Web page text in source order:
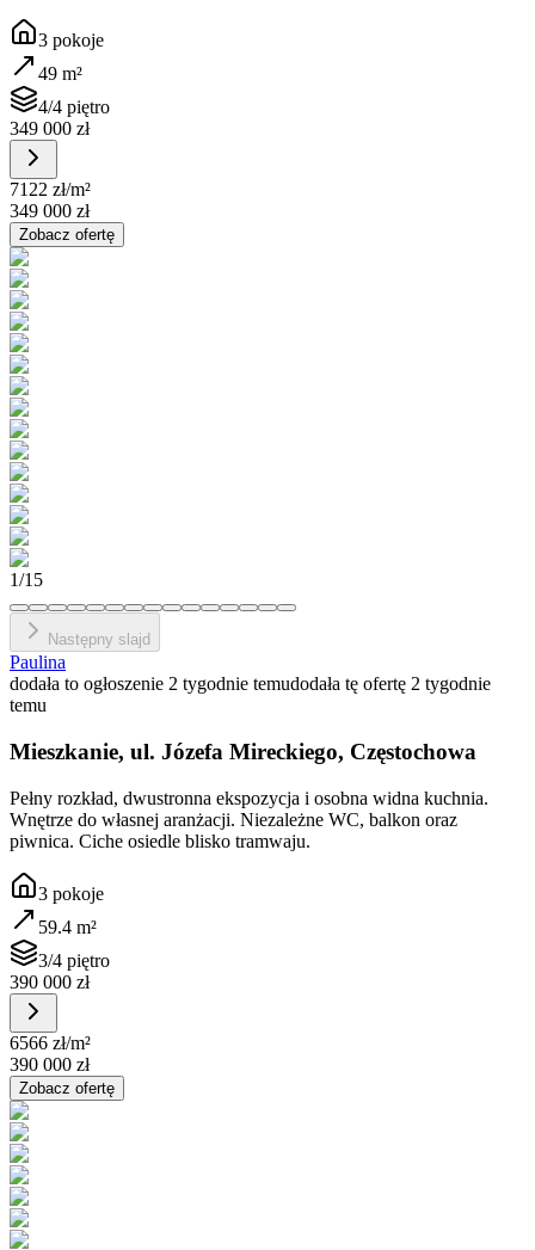
3 pokoje
49 m²
4/4 piętro
349 000 zł
7122 zł/m²
349 000 zł
Zobacz ofertę
1/15
Następny slajd
Paulina
dodała to ogłoszenie 2 tygodnie temudodała tę ofertę 2 tygodnie
temu
Mieszkanie, ul. Józefa Mireckiego, Częstochowa
Pełny rozkład, dwustronna ekspozycja i osobna widna kuchnia.
Wnętrze do własnej aranżacji. Niezależne WC, balkon oraz
piwnica. Ciche osiedle blisko tramwaju.
3 pokoje
59.4 m²
3/4 piętro
390 000 zł
6566 zł/m²
390 000 zł
Zobacz ofertę